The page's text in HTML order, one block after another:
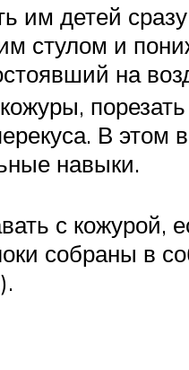
им детей
стулом и
на
В этом
навыки.
с кожурой,
собраны в